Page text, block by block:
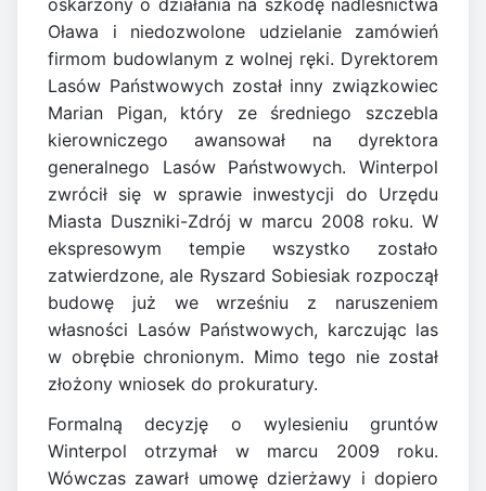
oskarżony o działania na szkodę nadleśnictwa
Oława i niedozwolone udzielanie zamówień
firmom budowlanym z wolnej ręki. Dyrektorem
Lasów Państwowych został inny związkowiec
Marian Pigan, który ze średniego szczebla
kierowniczego awansował na dyrektora
generalnego Lasów Państwowych. Winterpol
zwrócił się w sprawie inwestycji do Urzędu
Miasta Duszniki-Zdrój w marcu 2008 roku. W
ekspresowym tempie wszystko zostało
zatwierdzone, ale Ryszard Sobiesiak rozpoczął
budowę już we wrześniu z naruszeniem
własności Lasów Państwowych, karczując las
w obrębie chronionym. Mimo tego nie został
złożony wniosek do prokuratury.
Formalną decyzję o wylesieniu gruntów
Winterpol otrzymał w marcu 2009 roku.
Wówczas zawarł umowę dzierżawy i dopiero